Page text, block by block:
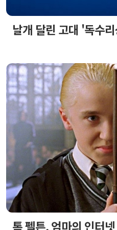
날개 달린 고대 '독수
톰 펠튼, 엄마의 인터